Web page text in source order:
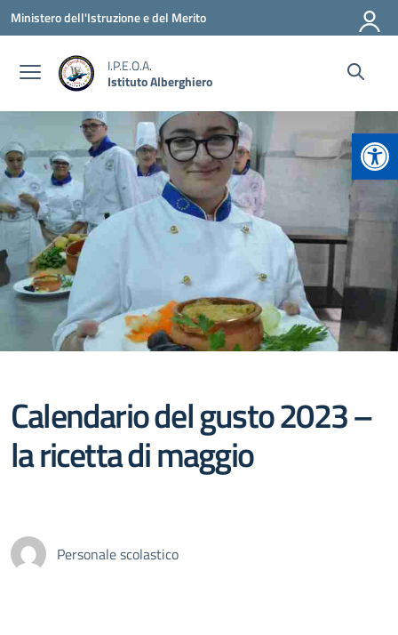
Vai ai contenuti
Vai al menu di navigazione
Vai al footer
Ministero dell'Istruzione e del Merito
I.P.E.O.A.
Istituto Alberghiero
Calendario del gusto 2023 –
la ricetta di maggio
Personale scolastico